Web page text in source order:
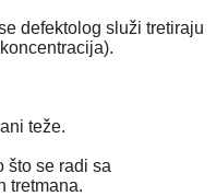
defektolog služi tretiraju
teže.
što se radi sa
tretmana.